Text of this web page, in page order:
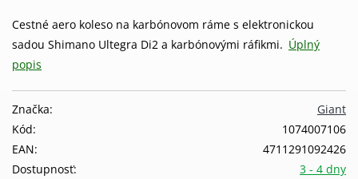
Cestné aero koleso na karbónovom ráme s elektronickou
sadou Shimano Ultegra Di2 a karbónovými ráfikmi. Úplný
popis
Giant
Značka:
1074007106
Kód:
4711291092426
EAN:
3 - 4 dny
Dostupnosť: